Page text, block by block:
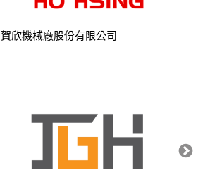
賀欣機械廠股份有限公司